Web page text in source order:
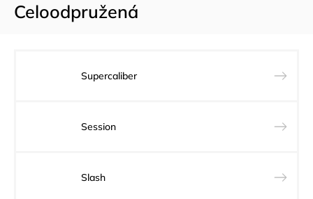
Celoodpružená
Supercaliber
Session
Slash